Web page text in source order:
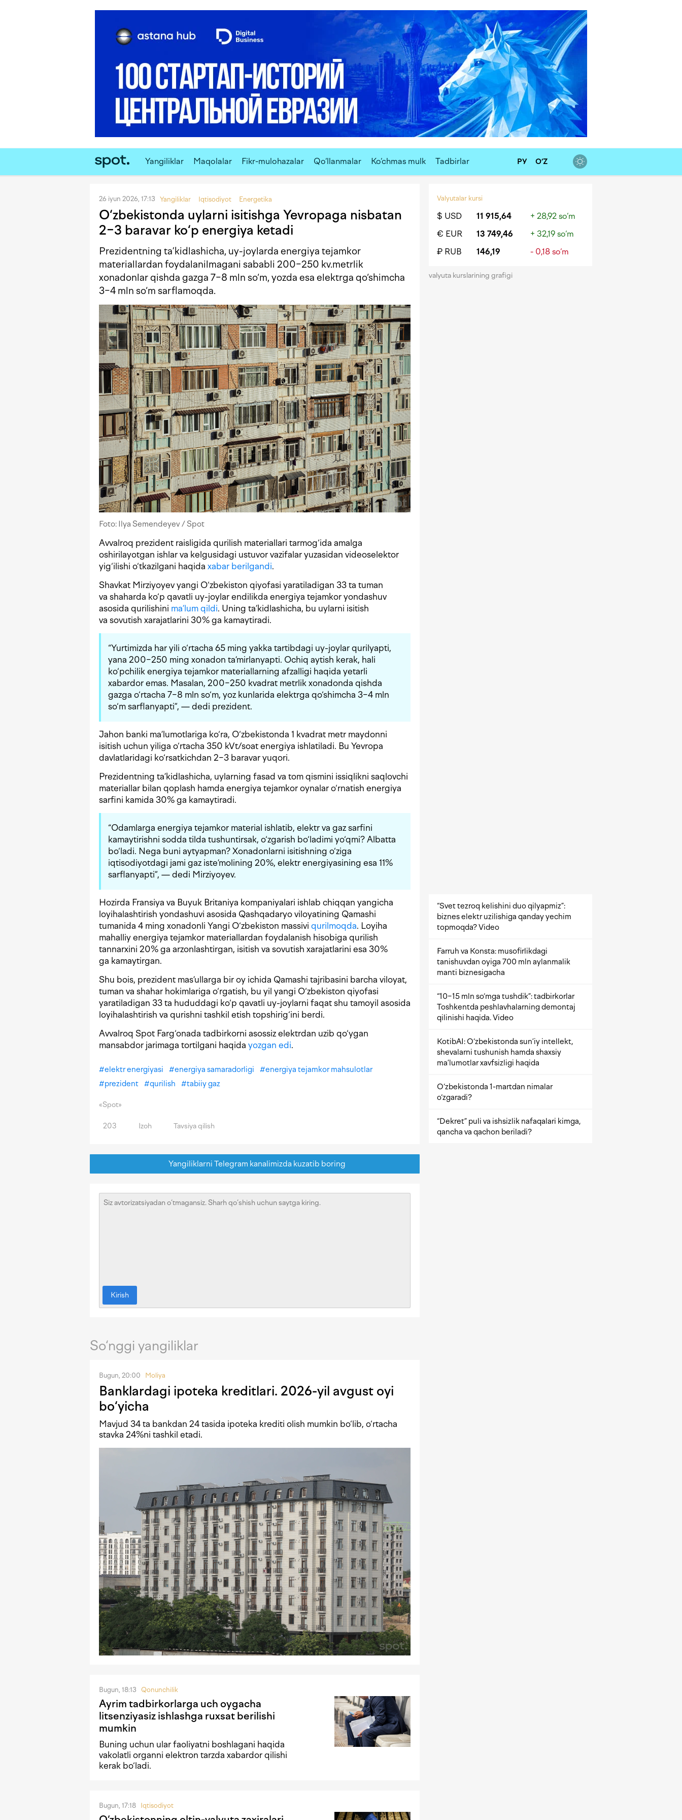
Yangiliklar Maqolalar Fikr-mulohazalar Qo‘llanmalar Ko‘chmas mulk Tadbirlar РУ O‘Z
26 iyun 2026, 17:13 Yangiliklar Iqtisodiyot Energetika
O‘zbekistonda uylarni isitishga Yevropaga nisbatan
2−3 baravar ko‘p energiya ketadi
Prezidentning ta’kidlashicha, uy-joylarda energiya tejamkor
materiallardan foydalanilmagani sababli 200−250 kv.metrlik
xonadonlar qishda gazga 7−8 mln so‘m, yozda esa elektrga qo‘shimcha
3−4 mln so‘m sarflamoqda.
Foto: Ilya Semendeyev / Spot
Avvalroq prezident raisligida qurilish materiallari tarmog‘ida amalga
oshirilayotgan ishlar va kelgusidagi ustuvor vazifalar yuzasidan videoselektor
yig‘ilishi o‘tkazilgani haqida xabar berilgandi.
Shavkat Mirziyoyev yangi O‘zbekiston qiyofasi yaratiladigan 33 ta tuman
va shaharda ko‘p qavatli uy-joylar endilikda energiya tejamkor yondashuv
asosida qurilishini ma’lum qildi. Uning ta’kidlashicha, bu uylarni isitish
va sovutish xarajatlarini 30% ga kamaytiradi.
“Yurtimizda har yili o‘rtacha 65 ming yakka tartibdagi uy-joylar qurilyapti,
yana 200−250 ming xonadon ta’mirlanyapti. Ochiq aytish kerak, hali
ko‘pchilik energiya tejamkor materiallarning afzalligi haqida yetarli
xabardor emas. Masalan, 200−250 kvadrat metrlik xonadonda qishda
gazga o‘rtacha 7−8 mln so‘m, yoz kunlarida elektrga qo‘shimcha 3−4 mln
so‘m sarflanyapti”, — dedi prezident.
Jahon banki ma’lumotlariga ko‘ra, O‘zbekistonda 1 kvadrat metr maydonni
isitish uchun yiliga o‘rtacha 350 kVt/soat energiya ishlatiladi. Bu Yevropa
davlatlaridagi ko‘rsatkichdan 2−3 baravar yuqori.
Prezidentning ta’kidlashicha, uylarning fasad va tom qismini issiqlikni saqlovchi
materiallar bilan qoplash hamda energiya tejamkor oynalar o‘rnatish energiya
sarfini kamida 30% ga kamaytiradi.
“Odamlarga energiya tejamkor material ishlatib, elektr va gaz sarfini
kamaytirishni sodda tilda tushuntirsak, o‘zgarish bo‘ladimi yo‘qmi? Albatta
bo‘ladi. Nega buni aytyapman? Xonadonlarni isitishning o‘ziga
iqtisodiyotdagi jami gaz iste’molining 20%, elektr energiyasining esa 11%
sarflanyapti”, — dedi Mirziyoyev.
Hozirda Fransiya va Buyuk Britaniya kompaniyalari ishlab chiqqan yangicha
loyihalashtirish yondashuvi asosida Qashqadaryo viloyatining Qamashi
tumanida 4 ming xonadonli Yangi O‘zbekiston massivi qurilmoqda. Loyiha
mahalliy energiya tejamkor materiallardan foydalanish hisobiga qurilish
tannarxini 20% ga arzonlashtirgan, isitish va sovutish xarajatlarini esa 30%
ga kamaytirgan.
Shu bois, prezident mas’ullarga bir oy ichida Qamashi tajribasini barcha viloyat,
tuman va shahar hokimlariga o‘rgatish, bu yil yangi O‘zbekiston qiyofasi
yaratiladigan 33 ta hududdagi ko‘p qavatli uy-joylarni faqat shu tamoyil asosida
loyihalashtirish va qurishni tashkil etish topshirig‘ini berdi.
Avvalroq Spot Farg‘onada tadbirkorni asossiz elektrdan uzib qo‘ygan
mansabdor jarimaga tortilgani haqida yozgan edi.
#elektr energiyasi #energiya samaradorligi #energiya tejamkor mahsulotlar
#prezident #qurilish #tabiiy gaz
«Spot»
203 Izoh Tavsiya qilish
Yangiliklarni Telegram kanalimizda kuzatib boring
Kirish
So‘nggi yangiliklar
Bugun, 20:00 Moliya
Banklardagi ipoteka kreditlari. 2026-yil avgust oyi
bo‘yicha
Mavjud 34 ta bankdan 24 tasida ipoteka krediti olish mumkin bo‘lib, o‘rtacha
stavka 24%ni tashkil etadi.
Bugun, 18:13 Qonunchilik
Ayrim tadbirkorlarga uch oygacha
litsenziyasiz ishlashga ruxsat berilishi
mumkin
Buning uchun ular faoliyatni boshlagani haqida
vakolatli organni elektron tarzda xabardor qilishi
kerak bo‘ladi.
Bugun, 17:18 Iqtisodiyot
Valyutalar kursi
$ USD 11 915,64
+ 28,92 so‘m
€ EUR
13 749,46
+ 32,19 so‘m
₽ RUB
146,19 - 0,18 so‘m
valyuta kurslarining grafigi
“Svet tezroq kelishini duo qilyapmiz”:
biznes elektr uzilishiga qanday yechim
topmoqda? Video
Farruh va Konsta: musofirlikdagi
tanishuvdan oyiga 700 mln aylanmalik
manti biznesigacha
“10−15 mln so‘mga tushdik”: tadbirkorlar
Toshkentda peshlavhalarning demontaj
qilinishi haqida. Video
KotibAI: O‘zbekistonda sun’iy intellekt,
shevalarni tushunish hamda shaxsiy
ma’lumotlar xavfsizligi haqida
O‘zbekistonda 1-martdan nimalar
o‘zgaradi?
“Dekret” puli va ishsizlik nafaqalari kimga,
qancha va qachon beriladi?